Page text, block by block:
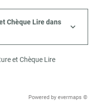
Chèque Lire dans
et Chèque Lire
Powered by evermaps ©